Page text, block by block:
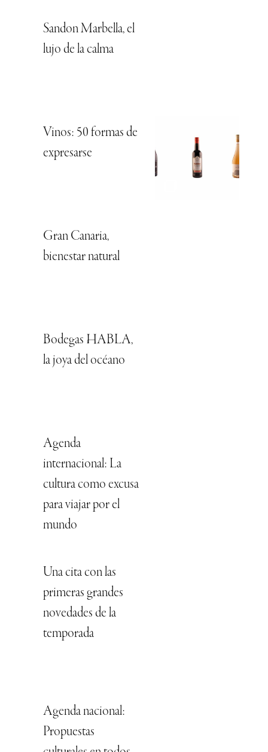
Sandon Marbella, el
lujo de la calma
Vinos: 50 formas de
expresarse
Gran Canaria,
bienestar natural
Bodegas HABLA,
la joya del océano
Agenda
internacional: La
cultura como excusa
para viajar por el
mundo
Una cita con las
primeras grandes
novedades de la
temporada
Agenda nacional:
Propuestas